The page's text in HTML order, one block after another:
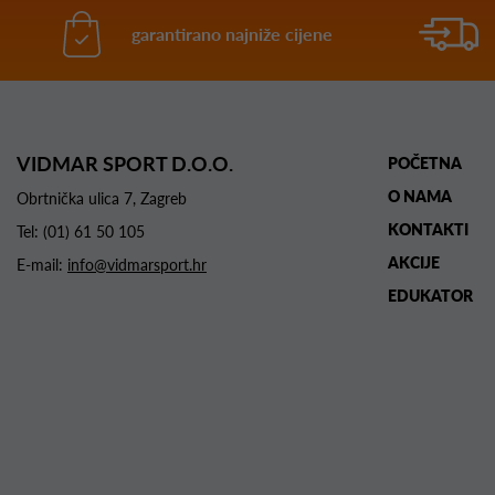
garantirano najniže cijene
VIDMAR SPORT D.O.O.
Obrtnička ulica 7, Zagreb
Tel: (01) 61 50 105
E-mail: info@vidmarsport.hr
POČETNA
O NAMA
KONTAKTI
AKCIJE
EDUKATOR